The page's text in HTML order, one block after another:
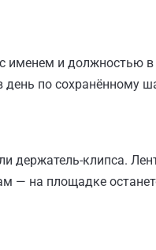
именем и
день по сохранённому
держатель-клипса.
— на площадке